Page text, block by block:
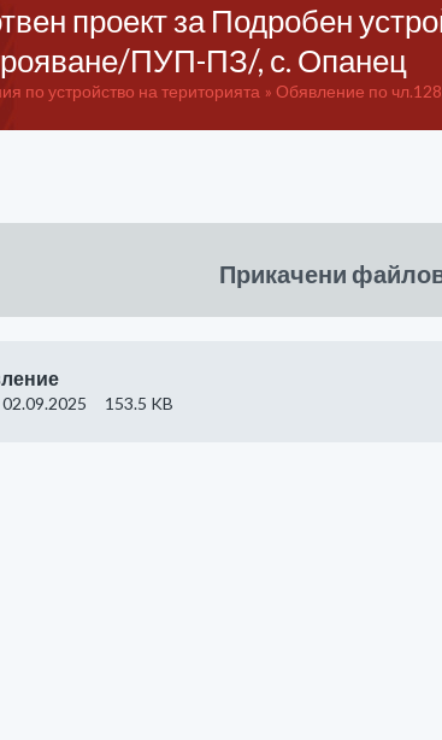
проект за Подробен
ПУП-ПЗ/, с. Опанец
по устройство на територията Обявление по чл.128
Прикачени
153.5 KB